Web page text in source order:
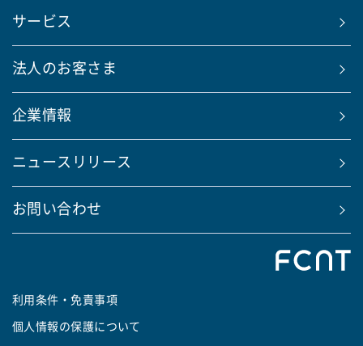
サービス
法人のお客さま
企業情報
ニュースリリース
お問い合わせ
利用条件・免責事項
個人情報の保護について